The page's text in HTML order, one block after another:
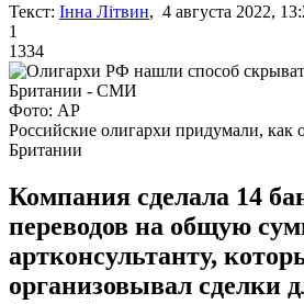
Текст: Інна Літвин, 4 августа 2022,
1
1334
Фото: АР
Российские олигархи придумали, как
Британии
Компания сделала 14
переводов на общую
артконсультанту,
организовывал сделки